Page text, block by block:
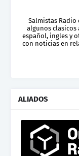
Salmistas Radio
algunos clasicos
español, ingles y
con noticias en
ALIADOS